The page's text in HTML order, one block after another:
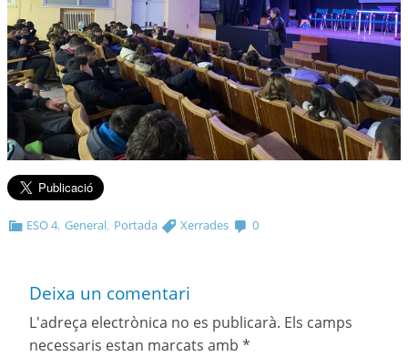
ESO 4,General, Portada Xerrades 0
Deixa un comentari
L'adreça electrònica no es publicarà. Els camps
necessaris estan marcats amb *